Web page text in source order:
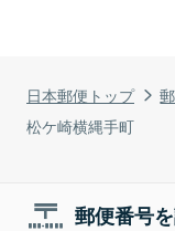
日本郵便トップ
松ケ崎横縄手町
郵便番号